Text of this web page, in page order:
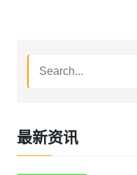
最新资讯